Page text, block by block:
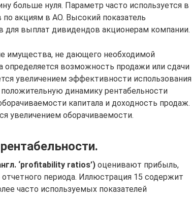
больше нуля. Параметр часто используется в
акциям в АО. Высокий показатель
для выплат дивидендов акционерам компании.
имущества, не дающего необходимой
определяется возможность продажи или сдачи
увеличением эффективности использования
динамику рентабельности
капитала и доходность продаж.
увеличением оборачиваемости.
‘profitability ratios’) оценивают прибыль,
периода. Иллюстрация 15 содержит
часто используемых показателей